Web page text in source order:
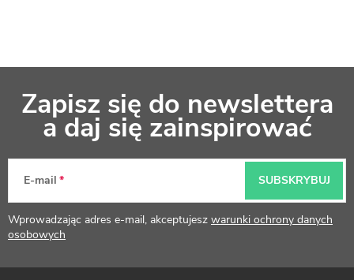
k
a
Zapisz się do newslettera
a daj się zainspirować
E-mail
Wprowadzając adres e-mail, akceptujesz warunki ochrony danych
osobowych
SUBSKRYBUJ